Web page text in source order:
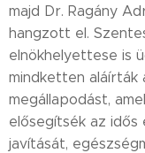
majd Dr. Ragány
hangzott el.
elnökhelyettese is
mindketten aláírták
megállapodást,
elősegítsék az idős
javítását,